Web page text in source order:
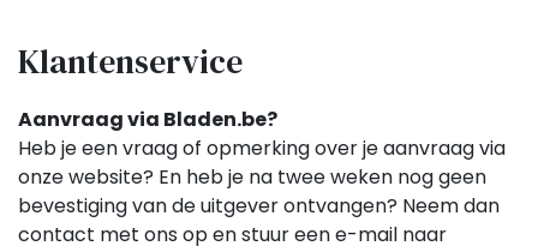
Klantenservice
Aanvraag via Bladen.be?
Heb je een vraag of opmerking over je aanvraag via
onze website? En heb je na twee weken nog geen
bevestiging van de uitgever ontvangen? Neem dan
contact met ons op en stuur een e-mail naar